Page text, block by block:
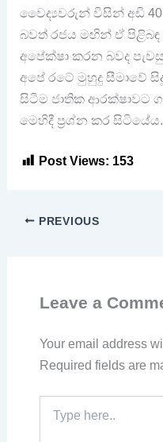
වෛද්‍යවරුන් විසින් අඩි
බවත් රජය මඟින් ඒ
අපේක්ෂා කරන බවද
අපේ රටේ මුහුදු සීමාවේ
සිටීම ජාතික ආරක්ෂාවට
මෙහිදී ප්‍රශ්න කර සිටියේය.
Post Views: 153
PREVIOUS
Leave a
Your email address
Required fields are
here..